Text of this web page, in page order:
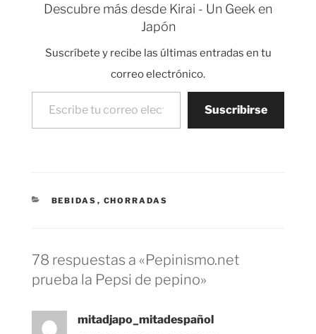
esta versión sea más
he probado el fruto del
Descubre más desde Kirai - Un Geek en
Japón
Suscríbete y recibe las últimas entradas en tu
correo electrónico.
Escribe tu correo electrónico…
Suscribirse
CATEGORÍAS
BEBIDAS , CHORRADAS
78 respuestas a «Pepinismo.net
prueba la Pepsi de pepino»
mitadjapo_mitadespañol